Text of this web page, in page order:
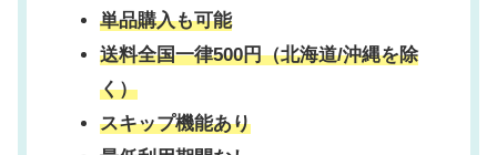
単品購入も可能
送料全国一律500円（北海道/沖縄を除
く）
スキップ機能あり